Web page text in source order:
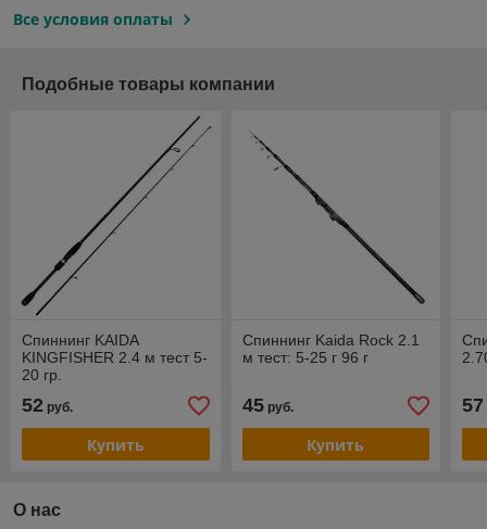
Все условия оплаты
Подобные товары компании
Спиннинг KAIDA
KINGFISHER 2.4 м тест 5-
20 гр.
52 руб.
Купить
Спиннинг Kaida Rock 2.1
м тест: 5-25 г 96 г
45руб.
Купить
57
О нас